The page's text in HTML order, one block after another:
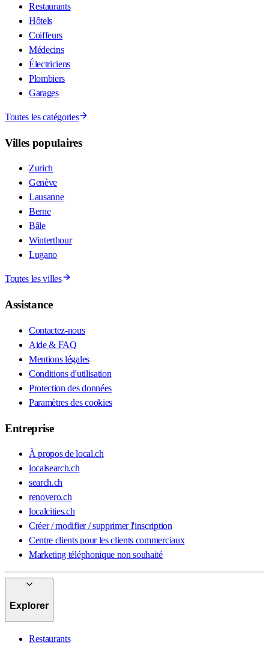
Restaurants
Hôtels
Coiffeurs
Médecins
Électriciens
Plombiers
Garages
Toutes les catégories
Villes populaires
Zurich
Genève
Lausanne
Berne
Bâle
Winterthour
Lugano
Toutes les villes
Assistance
Contactez-nous
Aide & FAQ
Mentions légales
Conditions d'utilisation
Protection des données
Paramètres des cookies
Entreprise
À propos de local.ch
localsearch.ch
search.ch
renovero.ch
localcities.ch
Créer / modifier / supprimer l'inscription
Centre clients pour les clients commerciaux
Marketing téléphonique non souhaité
Explorer
Restaurants